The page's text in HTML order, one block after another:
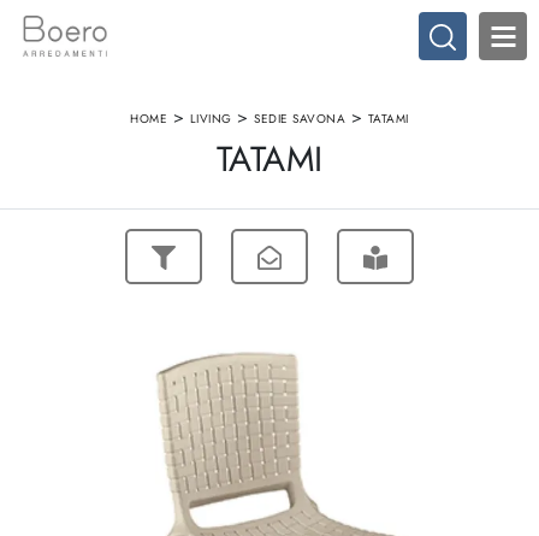
HOME > LIVING >SEDIE SAVONA > TATAMI
TATAMI